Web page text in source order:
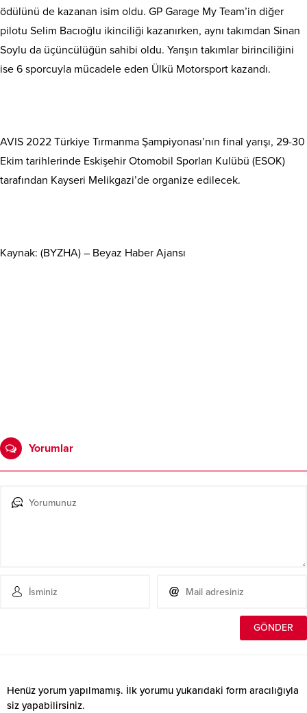
ödülünü de kazanan isim oldu. GP Garage My Team’in diğer
pilotu Selim Bacıoğlu ikinciliği kazanırken, aynı takımdan Sinan
Soylu da üçüncülüğün sahibi oldu. Yarışın takımlar birinciliğini
ise 6 sporcuyla mücadele eden Ülkü Motorsport kazandı.
AVIS 2022 Türkiye Tırmanma Şampiyonası’nın final yarışı, 29-30
Ekim tarihlerinde Eskişehir Otomobil Sporları Kulübü (ESOK)
tarafından Kayseri Melikgazi’de organize edilecek.
Kaynak: (BYZHA) – Beyaz Haber Ajansı
Yorumlar
Henüz yorum yapılmamış. İlk yorumu yukarıdaki form aracılığıyla
siz yapabilirsiniz.